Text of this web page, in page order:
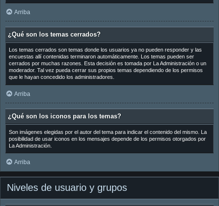
Arriba
¿Qué son los temas cerrados?
Los temas cerrados son temas donde los usuarios ya no pueden responder y las
encuestas allí contenidas terminaron automáticamente. Los temas pueden ser
cerrados por muchas razones. Esta decisión es tomada por La Administración o un
moderador. Tal vez pueda cerrar sus propios temas dependiendo de los permisos
que le hayan concedido los administradores.
Arriba
¿Qué son los iconos para los temas?
Son imágenes elegidas por el autor del tema para indicar el contenido del mismo. La
posibilidad de usar iconos en los mensajes depende de los permisos otorgados por
La Administración.
Arriba
Niveles de usuario y grupos